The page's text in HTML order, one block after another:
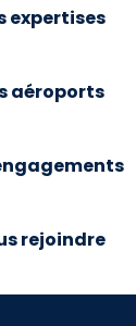
expertises
aéroports
rejoindre